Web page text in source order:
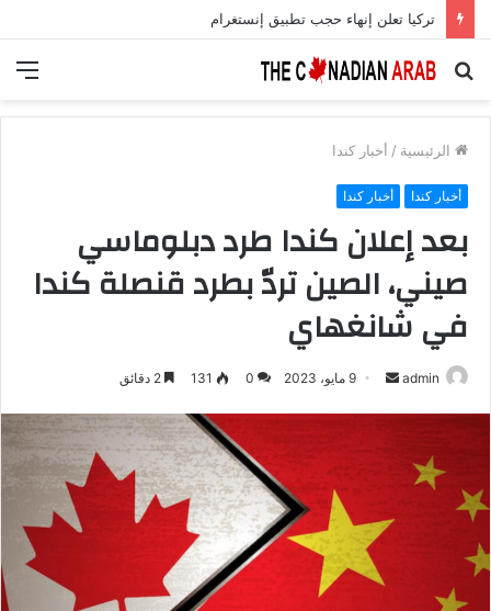
بحث
الرئيسية / أخبار كندا
أخبار كندا أخبار كندا
بعد إعلان كندا طرد دبلوماسي
صيني، الصين تردّ بطرد قنصلة كندا
في شانغهاي
admin
أرسل 9 مايو، 2023 0
131